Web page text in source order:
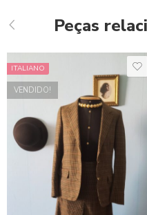
Peças
ITALIANO
VENDIDO!